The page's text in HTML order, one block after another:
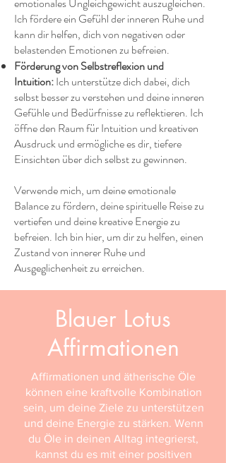
Ich fördere ein Gefühl der inneren Ruhe und
kann dir helfen, dich von negativen oder
belastenden Emotionen zu befreien.
Förderung von Selbstreflexion und
Intuition:Ich unterstütze dich dabei, dich
selbst besser zu verstehen und deine inneren
Gefühle und Bedürfnisse zu reflektieren. Ich
öffne den Raum für Intuition und kreativen
Ausdruck und ermögliche es dir, tiefere
Einsichten über dich selbst zu gewinnen.
Verwende mich, um deine emotionale
Balance zu fördern, deine spirituelle Reise zu
vertiefen und deine kreative Energie zu
befreien. Ich bin hier, um dir zu helfen, einen
Zustand von innerer Ruhe und
Ausgeglichenheit zu erreichen.
Blauer Lotus
Affirmationen
Affirmationen und ätherische Öle
können eine kraftvolle Kombination
sein, um deine Ziele zu unterstützen
und deine Energie zu stärken. Wenn
du Öle in deinen Alltag integrierst,
kannst du es mit einer positiven